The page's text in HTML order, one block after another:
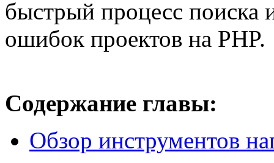
быстрый процесс поиска
ошибок проектов на PHP.
Содержание главы:
Обзор инструментов